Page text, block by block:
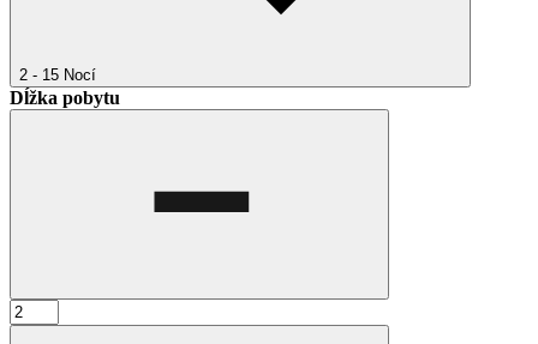
2 - 15 Nocí
Dĺžka pobytu